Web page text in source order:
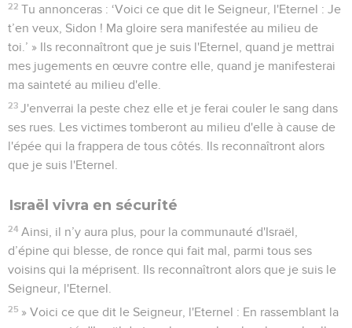
22 Tu annonceras : ‘Voici ce que dit le Seigneur, l'Eternel : Je
t’en veux, Sidon ! Ma gloire sera manifestée au milieu de
toi.’ » Ils reconnaîtront que je suis l'Eternel, quand je mettrai
mes jugements en œuvre contre elle, quand je manifesterai
ma sainteté au milieu d'elle.
23 J'enverrai la peste chez elle et je ferai couler le sang dans
ses rues. Les victimes tomberont au milieu d'elle à cause de
l'épée qui la frappera de tous côtés. Ils reconnaîtront alors
que je suis l'Eternel.
Israël vivra en sécurité
24 Ainsi, il n’y aura plus, pour la communauté d'Israël,
d’épine qui blesse, de ronce qui fait mal, parmi tous ses
voisins qui la méprisent. Ils reconnaîtront alors que je suis le
Seigneur, l'Eternel.
25 » Voici ce que dit le Seigneur, l'Eternel : En rassemblant la